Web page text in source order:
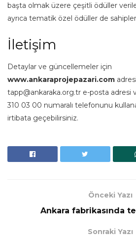
başta olmak üzere çeşitli ödüller
ayrıca tematik özel ödüller de
İletişim
Detaylar ve güncellemeler için
www.ankaraprojepazari.com
tapp@ankaraka.org.tr e-posta adresi
310 03 00 numaralı telefonunu
irtibata geçebilirsiniz.
Önceki Yazı
Ankara fabrikasında
Sonraki Yazı